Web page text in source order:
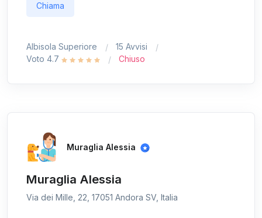
Chiama
Albisola Superiore
15 Avvisi
Voto 4.7
Chiuso
Muraglia Alessia
Muraglia Alessia
Via dei Mille, 22, 17051 Andora SV, Italia